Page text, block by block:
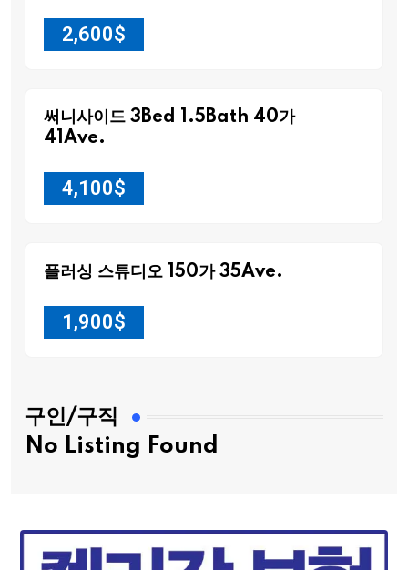
2,600$
써니사이드 3Bed 1.5Bath 40가
41Ave.
4,100$
플러싱 스튜디오 150가 35Ave.
1,900$
구인/구직
No Listing Found